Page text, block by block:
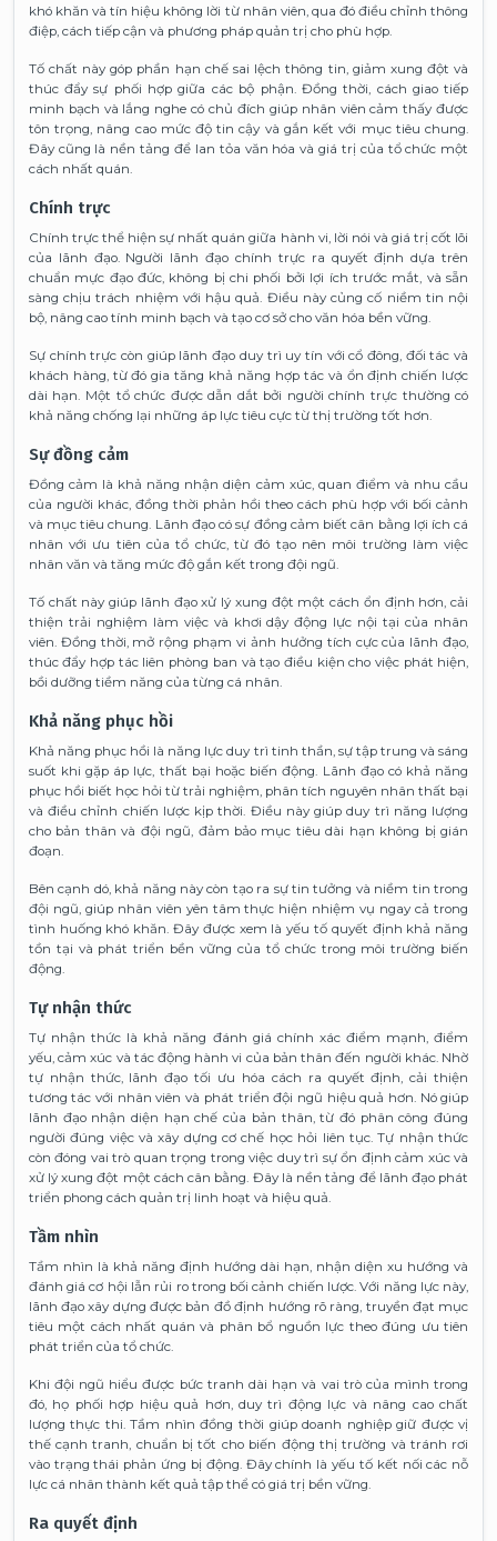
khó khăn và tín hiệu không lời từ nhân viên, qua đó điều chỉnh thông
điệp, cách tiếp cận và phương pháp quản trị cho phù hợp.
Tố chất này góp phần hạn chế sai lệch thông tin, giảm xung đột và
thúc đẩy sự phối hợp giữa các bộ phận. Đồng thời, cách giao tiếp
minh bạch và lắng nghe có chủ đích giúp nhân viên cảm thấy được
tôn trọng, nâng cao mức độ tin cậy và gắn kết với mục tiêu chung.
Đây cũng là nền tảng để lan tỏa văn hóa và giá trị của tổ chức một
cách nhất quán.
Chính trực
Chính trực thể hiện sự nhất quán giữa hành vi, lời nói và giá trị cốt lõi
của lãnh đạo. Người lãnh đạo chính trực ra quyết định dựa trên
chuẩn mực đạo đức, không bị chi phối bởi lợi ích trước mắt, và sẵn
sàng chịu trách nhiệm với hậu quả. Điều này củng cố niềm tin nội
bộ, nâng cao tính minh bạch và tạo cơ sở cho văn hóa bền vững.
Sự chính trực còn giúp lãnh đạo duy trì uy tín với cổ đông, đối tác và
khách hàng, từ đó gia tăng khả năng hợp tác và ổn định chiến lược
dài hạn. Một tổ chức được dẫn dắt bởi người chính trực thường có
khả năng chống lại những áp lực tiêu cực từ thị trường tốt hơn.
Sự đồng cảm
Đồng cảm là khả năng nhận diện cảm xúc, quan điểm và nhu cầu
của người khác, đồng thời phản hồi theo cách phù hợp với bối cảnh
và mục tiêu chung. Lãnh đạo có sự đồng cảm biết cân bằng lợi ích cá
nhân với ưu tiên của tổ chức, từ đó tạo nên môi trường làm việc
nhân văn và tăng mức độ gắn kết trong đội ngũ.
Tố chất này giúp lãnh đạo xử lý xung đột một cách ổn định hơn, cải
thiện trải nghiệm làm việc và khơi dậy động lực nội tại của nhân
viên. Đồng thời, mở rộng phạm vi ảnh hưởng tích cực của lãnh đạo,
thúc đẩy hợp tác liên phòng ban và tạo điều kiện cho việc phát hiện,
bồi dưỡng tiềm năng của từng cá nhân.
Khả năng phục hồi
Khả năng phục hồi là năng lực duy trì tinh thần, sự tập trung và sáng
suốt khi gặp áp lực, thất bại hoặc biến động. Lãnh đạo có khả năng
phục hồi biết học hỏi từ trải nghiệm, phân tích nguyên nhân thất bại
và điều chỉnh chiến lược kịp thời. Điều này giúp duy trì năng lượng
cho bản thân và đội ngũ, đảm bảo mục tiêu dài hạn không bị gián
đoạn.
Bên cạnh dó, khả năng này còn tạo ra sự tin tưởng và niềm tin trong
đội ngũ, giúp nhân viên yên tâm thực hiện nhiệm vụ ngay cả trong
tình huống khó khăn. Đây được xem là yếu tố quyết định khả năng
tồn tại và phát triển bền vững của tổ chức trong môi trường biến
động.
Tự nhận thức
Tự nhận thức là khả năng đánh giá chính xác điểm mạnh, điểm
yếu, cảm xúc và tác động hành vi của bản thân đến người khác. Nhờ
tự nhận thức, lãnh đạo tối ưu hóa cách ra quyết định, cải thiện
tương tác với nhân viên và phát triển đội ngũ hiệu quả hơn. Nó giúp
lãnh đạo nhận diện hạn chế của bản thân, từ đó phân công đúng
người đúng việc và xây dựng cơ chế học hỏi liên tục. Tự nhận thức
còn đóng vai trò quan trọng trong việc duy trì sự ổn định cảm xúc và
xử lý xung đột một cách cân bằng. Đây là nền tảng để lãnh đạo phát
triển phong cách quản trị linh hoạt và hiệu quả.
Tầm nhìn
Tầm nhìn là khả năng định hướng dài hạn, nhận diện xu hướng và
đánh giá cơ hội lẫn rủi ro trong bối cảnh chiến lược. Với năng lực này,
lãnh đạo xây dựng được bản đồ định hướng rõ ràng, truyền đạt mục
tiêu một cách nhất quán và phân bổ nguồn lực theo đúng ưu tiên
phát triển của tổ chức.
Khi đội ngũ hiểu được bức tranh dài hạn và vai trò của mình trong
đó, họ phối hợp hiệu quả hơn, duy trì động lực và nâng cao chất
lượng thực thi. Tầm nhìn đồng thời giúp doanh nghiệp giữ được vị
thế cạnh tranh, chuẩn bị tốt cho biến động thị trường và tránh rơi
vào trạng thái phản ứng bị động. Đây chính là yếu tố kết nối các nỗ
lực cá nhân thành kết quả tập thể có giá trị bền vững.
Ra quyết định